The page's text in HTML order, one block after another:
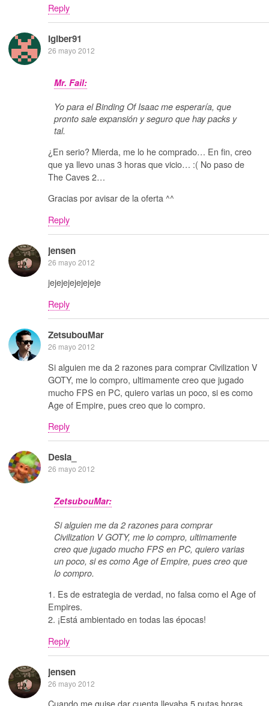
Reply
Igiber91
26 mayo 2012
Mr. Fail:
Yo para el Binding Of Isaac me esperaría, que
pronto sale expansión y seguro que hay packs y
tal.
¿En serio? Mierda, me lo he comprado… En fin, creo
que ya llevo unas 3 horas que vicio… :( No paso de
The Caves 2…
Gracias por avisar de la oferta ^^
Reply
jensen
26 mayo 2012
jejejejejejejeje
Reply
ZetsubouMar
26 mayo 2012
Si alguien me da 2 razones para comprar Civilization V
GOTY, me lo compro, ultimamente creo que jugado
mucho FPS en PC, quiero varias un poco, si es como
Age of Empire, pues creo que lo compro.
Reply
Desia_
26 mayo 2012
ZetsubouMar:
Si alguien me da 2 razones para comprar
Civilization V GOTY, me lo compro, ultimamente
creo que jugado mucho FPS en PC, quiero varias
un poco, si es como Age of Empire, pues creo que
lo compro.
1. Es de estrategia de verdad, no falsa como el Age of
Empires.
2. ¡Está ambientado en todas las épocas!
Reply
jensen
26 mayo 2012